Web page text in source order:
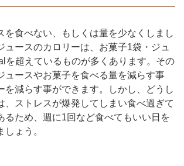
を食べない、もしくは量を少なくしまし
ュースのカロリーは、お菓子1袋・ジュ
を超えているものが多くあります。その
ュースやお菓子を食べる量を減らす事
を減らす事ができます。しかし、どうし
、ストレスが爆発してしまい食べ過ぎて
るため、週に1回など食べてもいい日を
ょう。